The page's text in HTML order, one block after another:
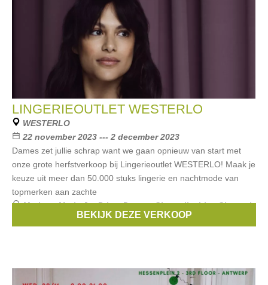
LINGERIEOUTLET WESTERLO
WESTERLO
22 november 2023 --- 2 december 2023
Dames zet jullie schrap want we gaan opnieuw van start met
onze grote herfstverkoop bij Lingerieoutlet WESTERLO! Maak je
keuze uit meer dan 50.000 stuks lingerie en nachtmode van
topmerken aan zachte
Merken:Marie Jo,Prima Donna,Chantelle,Lise Charmel,
BEKIJK DEZE VERKOOP